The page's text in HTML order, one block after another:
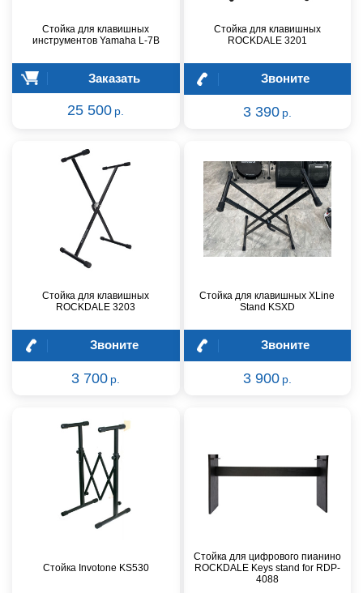
Стойка для клавишных
инструментов Yamaha L-7B
Заказать
25 500 р.
Стойка для клавишных
ROCKDALE 3201
Звоните
3 390 р.
Стойка для клавишных
ROCKDALE 3203
Звоните
3 700 р.
Стойка для клавишных XLine
Stand KSXD
Звоните
3 900 р.
Стойка Invotone KS530
Стойка для цифрового пианино
ROCKDALE Keys stand for RDP-
4088